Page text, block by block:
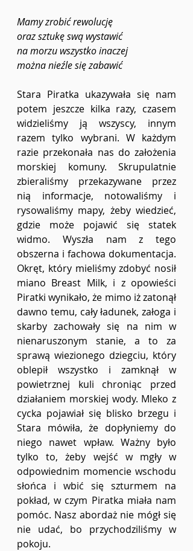
Mamy zrobić rewolucję
oraz sztukę swą wystawić
na morzu wszystko inaczej
można nieźle się zabawić
Stara Piratka ukazywała się nam
potem jeszcze kilka razy, czasem
widzieliśmy ją wszyscy, innym
razem tylko wybrani. W każdym
razie przekonała nas do założenia
morskiej komuny. Skrupulatnie
zbieraliśmy przekazywane przez
nią informacje, notowaliśmy i
rysowaliśmy mapy, żeby wiedzieć,
gdzie może pojawić się statek
widmo. Wyszła nam z tego
obszerna i fachowa dokumentacja.
Okręt, który mieliśmy zdobyć nosił
miano Breast Milk, i z opowieści
Piratki wynikało, że mimo iż zatonął
dawno temu, cały ładunek, załoga i
skarby zachowały się na nim w
nienaruszonym stanie, a to za
sprawą wiezionego dziegciu, który
oblepił wszystko i zamknął w
powietrznej kuli chroniąc przed
działaniem morskiej wody. Mleko z
cycka pojawiał się blisko brzegu i
Stara mówiła, że dopłyniemy do
niego nawet wpław. Ważny było
tylko to, żeby wejść w mgły w
odpowiednim momencie wschodu
słońca i wbić się szturmem na
pokład, w czym Piratka miała nam
pomóc. Nasz abordaż nie mógł się
nie udać, bo przychodziliśmy w
pokoju.